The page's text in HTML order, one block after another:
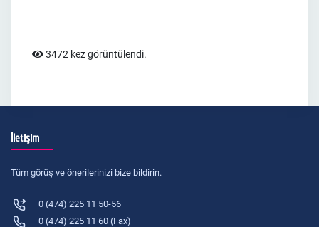
3472 kez görüntülendi.
İletişim
Tüm görüş ve önerilerinizi bize bildirin.
0 (474) 225 11 50-56
0 (474) 225 11 60 (Fax)